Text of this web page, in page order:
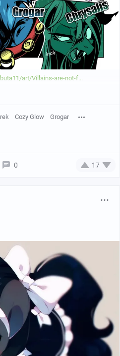
art/Villains-are-not-f...
Cozy Glow Grogar
0 17